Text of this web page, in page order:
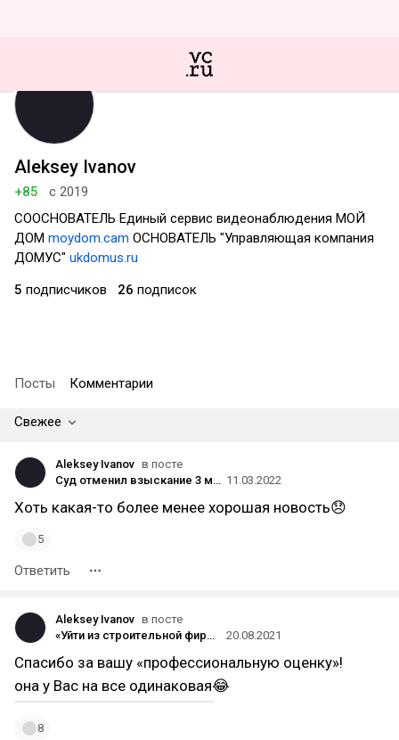
Aleksey Ivanov
+85
с 2019
СООСНОВАТЕЛЬ Единый сервис видеонаблюдения МОЙ
ДОМ moydom.cam ОСНОВАТЕЛЬ "Управляющая компания
ДОМУС" ukdomus.ru
5 подписчиков 26 подписок
Посты Комментарии
Свежее
Aleksey Ivanov в посте
Суд отменил взыскание 3 млрд рублей с Natura Siberica из-за пожара на заводе 11.03.2022
Хоть какая-то более менее хорошая новость😞
5
Ответить
Aleksey Ivanov в посте
«Уйти из строительной фирмы, чтобы открыть свою управляющую компанию». А что, так можно было?
20.08.2021
Спасибо за вашу «профессиональную оценку»!
она у Вас на все одинаковая😂
8